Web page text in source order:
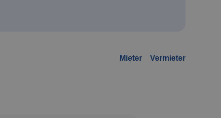
Mieter Vermieter